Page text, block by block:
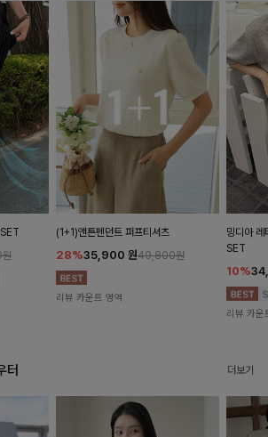
(1+1)앤튼펜던트 퍼프티셔츠
28%35,900 원49,800원
리뷰 카운트 영역
밍디아 레
SET
10%
리뷰 카운
터 더보기